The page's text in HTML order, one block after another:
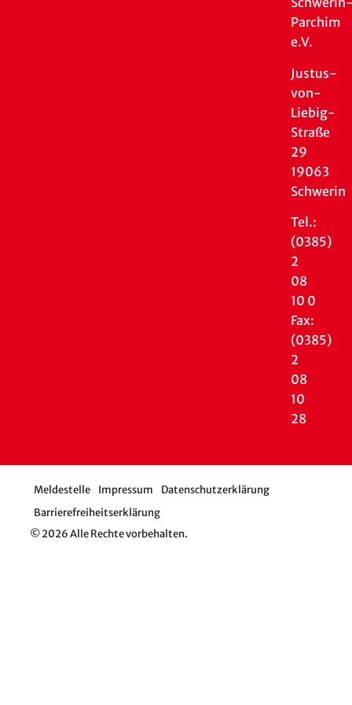
Parchim
e.V.
Justus-
von-
Liebig-
Straße
29
19063
Schwerin
Tel.:
(0385)
2
08
10 0
Fax:
(0385)
2
08
10
28
© 2026 Alle Rechte vorbehalten.
Meldestelle Impressum
Datenschutzerklärung
Barrierefreiheitserklärung